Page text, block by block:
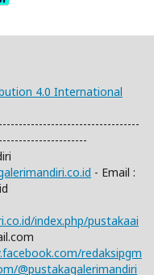
4.0 International
- Email :
index.php/pustakaai
redaksipgm
@pustakagalerimandiri